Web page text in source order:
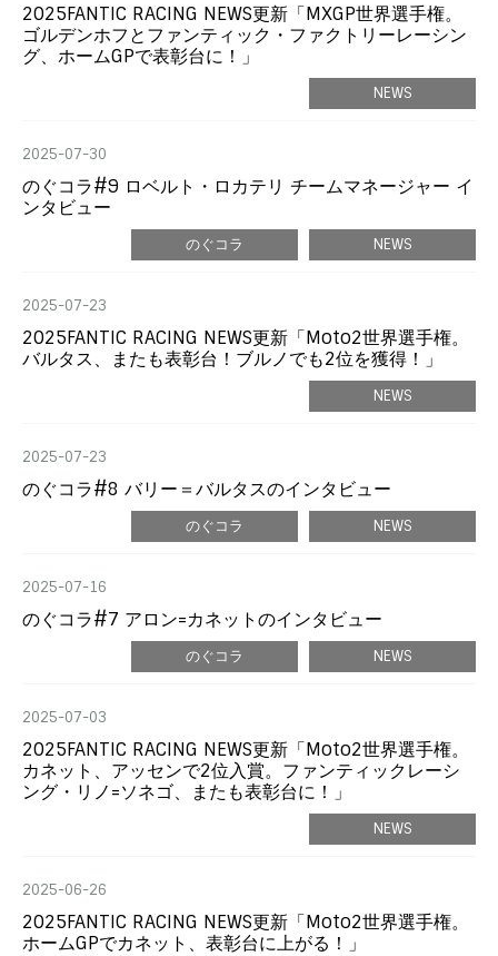
2025FANTIC RACING NEWS更新「MXGP世界選手権。
ゴルデンホフとファンティック・ファクトリーレーシン
グ、ホームGPで表彰台に！」
NEWS
2025-07-30
のぐコラ#9 ロベルト・ロカテリ チームマネージャー イ
ンタビュー
のぐコラ NEWS
2025-07-23
2025FANTIC RACING NEWS更新「Moto2世界選手権。
バルタス、またも表彰台！ブルノでも2位を獲得！」
NEWS
2025-07-23
のぐコラ#8 バリー＝バルタスのインタビュー
のぐコラ NEWS
2025-07-16
のぐコラ#7 アロン=カネットのインタビュー
のぐコラ NEWS
2025-07-03
2025FANTIC RACING NEWS更新「Moto2世界選手権。
カネット、アッセンで2位入賞。ファンティックレーシ
ング・リノ=ソネゴ、またも表彰台に！」
NEWS
2025-06-26
2025FANTIC RACING NEWS更新「Moto2世界選手権。
ホームGPでカネット、表彰台に上がる！」